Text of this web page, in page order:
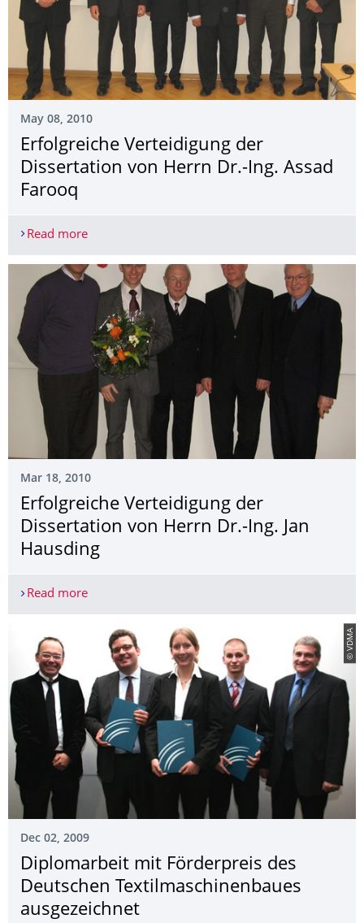
May 08, 2010
Erfolgreiche Verteidigung der
Dissertation von Herrn Dr.-Ing. Assad
Farooq
Read moreErfolgreiche Verteidigung der Dissertation von
Mar 18, 2010
Erfolgreiche Verteidigung der
Dissertation von Herrn Dr.-Ing. Jan
Hausding
Read moreErfolgreiche Verteidigung der Dissertation von
© VDMA
Dec 02, 2009
Diplomarbeit mit Förderpreis des
Deutschen Textilmaschinen­baues
ausgezeichnet